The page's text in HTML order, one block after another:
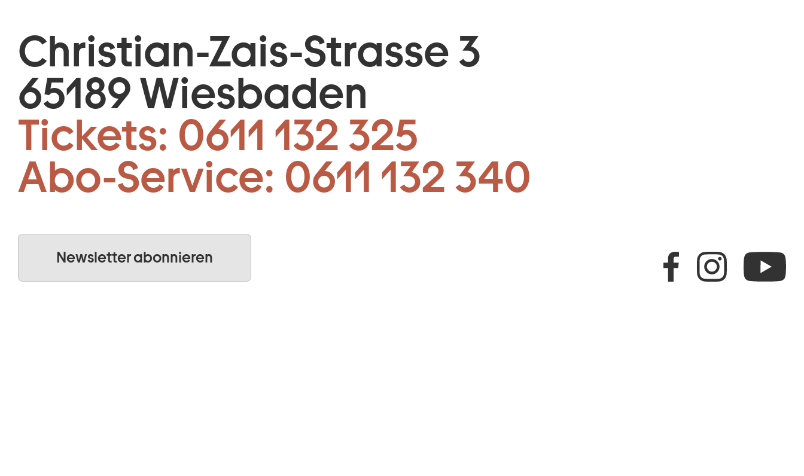
Christian-Zais-Strasse 3
65189 Wiesbaden
Tickets: 0611 132 325
Abo-Service: 0611 132 340
Newsletter abonnieren